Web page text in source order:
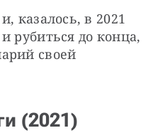
казалось, в 2021
рубиться до конца,
своей
(2021)